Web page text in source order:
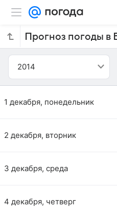
2014
1 декабря, понедельник
2 декабря, вторник
3 декабря, среда
4 декабря, четверг